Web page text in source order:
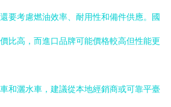
要考慮燃油效率、耐用性和備件供應。國
比高，而進口品牌可能價格較高但性能更
和灑水車，建議從本地經銷商或可靠平臺